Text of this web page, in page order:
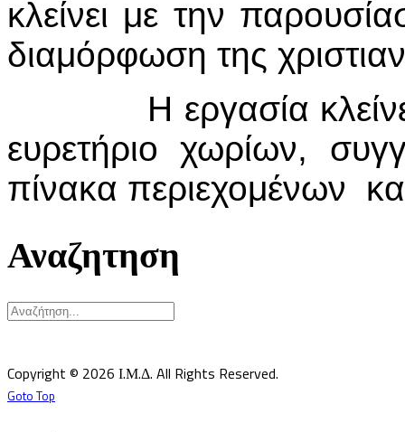
κλείνει με την
διαμόρφωση της
Η εργασία κλείνει
ευρετήριο χωρίων,
πίνακα περιεχομένων
Αναζητηση
Copyright © 2026 Ι.Μ.Δ. All Rights Reserved.
Goto Top